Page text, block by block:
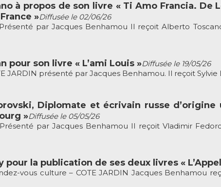
à propos de son livre « Ti Amo Francia. De
»Diffusée le 02/06/26
Présenté par Jacques Benhamou Il reçoit Alberto
pour son livre « L’ami Louis »Diffusée le 19/05/26
JARDIN présenté par Jacques Benhamou. Il reçoit Sylvie
Diplomate et écrivain russe d’origine
»Diffusée le 05/05/26
par Jacques Benhamou Il reçoit Vladimir
pour la publication de ses deux livres «
vous culture – COTE JARDIN Jacques Benhamou